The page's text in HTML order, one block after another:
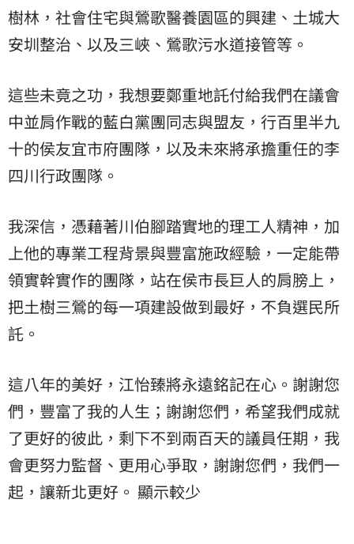
樹林，社會住宅與鶯歌醫養園區的興建、土城大
安圳整治、以及三峽、鶯歌污水道接管等。
這些未竟之功，我想要鄭重地託付給我們在議會
中並肩作戰的藍白黨團同志與盟友，行百里半九
十的侯友宜市府團隊，以及未來將承擔重任的李
四川行政團隊。
我深信，憑藉著川伯腳踏實地的理工人精神，加
上他的專業工程背景與豐富施政經驗，一定能帶
領實幹實作的團隊，站在侯市長巨人的肩膀上，
把土樹三鶯的每一項建設做到最好，不負選民所
託。
這八年的美好，江怡臻將永遠銘記在心。謝謝您
們，豐富了我的人生；謝謝您們，希望我們成就
了更好的彼此，剩下不到兩百天的議員任期，我
會更努力監督、更用心爭取，謝謝您們，我們一
起，讓新北更好。 顯示較少